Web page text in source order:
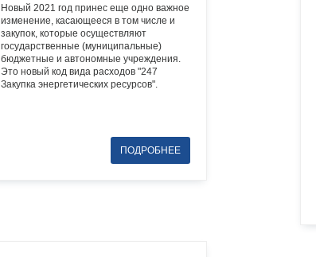
Новый 2021 год принес еще одно важное
изменение, касающееся в том числе и
закупок, которые осуществляют
государственные (муниципальные)
бюджетные и автономные учреждения.
Это новый код вида расходов "247
Закупка энергетических ресурсов".